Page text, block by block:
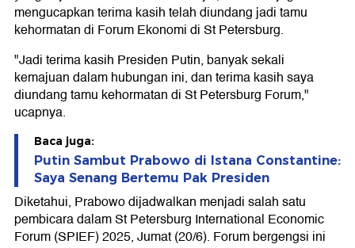
mengucapkan terima kasih telah diundang jadi tamu
kehormatan di Forum Ekonomi di St Petersburg.
"Jadi terima kasih Presiden Putin, banyak sekali
kemajuan dalam hubungan ini, dan terima kasih saya
diundang tamu kehormatan di St Petersburg Forum,"
ucapnya.
Baca juga:
Putin Sambut Prabowo di Istana Constantine:
Saya Senang Bertemu Pak Presiden
Diketahui, Prabowo dijadwalkan menjadi salah satu
pembicara dalam St Petersburg International Economic
Forum (SPIEF) 2025, Jumat (20/6). Forum bergengsi ini